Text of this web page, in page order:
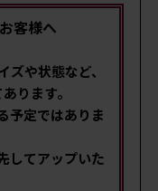
客様へ
や状態など、
ります。
予定ではありま
してアップいた